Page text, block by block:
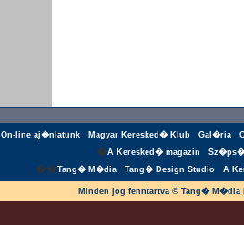
On-line aj�nlatunk Magyar Keresked� Klub Gal�ria
�A Keresked� magazin
��Tang� M�dia Tang� Design Studio A
Minden jog fenntartva © Tang�